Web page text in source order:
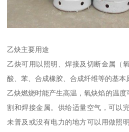
乙炔主要用途
乙炔可用以照明、焊接及切断金属（
酸、苯、合成橡胶、合成纤维等的基本
乙炔燃烧时能产生高温，氧炔焰的温
割和焊接金属。供给适量空气，可以
未普及或没有电力的地方可以用做照